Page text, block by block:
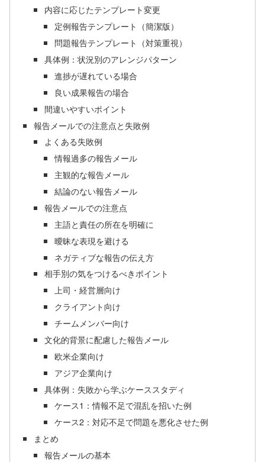
内容に応じたテンプレート変更
定例報告テンプレート（簡潔版）
問題報告テンプレート（対策重視）
具体例：状況別のアレンジパターン
進捗が遅れている場合
良い成果報告の場合
間違いやすいポイント
報告メールでの注意点と失敗例
よくある失敗例
情報過多の報告メール
主観的な報告メール
結論のない報告メール
報告メールでの注意点
主語と責任の所在を明確に
曖昧な表現を避ける
ネガティブな報告の伝え方
相手別の気をつけるべきポイント
上司・経営層向け
クライアント向け
チームメンバー向け
文化的背景に配慮した報告メール
欧米企業向け
アジア企業向け
具体例：失敗から学ぶケーススタディ
ケース1：情報不足で混乱を招いた例
ケース2：対応不足で問題を悪化させた例
まとめ
報告メールの基本